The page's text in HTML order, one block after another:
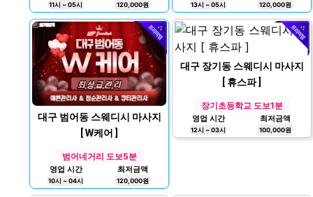
11시 ~ 05시 120,000원 13시 ~ 05시 120,000원
대구 범어동 스웨디시 마사지
[ W케어 ]
범어네거리 도보5분
영업 시간
10시 ~ 04시
최저금액
120,000원
대구 장기동 스웨디시 마사지
[ 휴스파 ]
장기초등학교 도보1분
영업 시간
12시 ~ 03시
최저금액
100,000원